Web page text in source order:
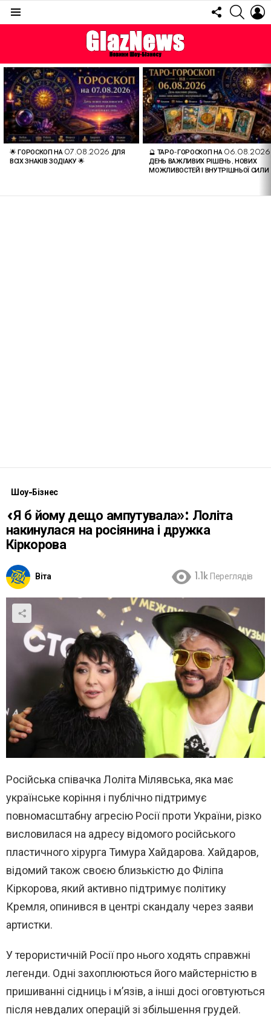
FOLLOW
US
ОСТАННІ
СТАТТІ
🌟 ГОРОСКОП НА 07.08.2026 ДЛЯ
ВСІХ ЗНАКІВ ЗОДІАКУ 🌟
🔮 ТАРО-ГОРОСКОП НА
ДЕНЬ ВАЖЛИВИХ РІШЕНЬ, НОВИХ
МОЖЛИВОСТЕЙ І ВНУТРІШНЬОЇ СИЛИ
Шоу-Бізнес
«Я б йому дещо ампутувала»: Лоліта
накинулася на росіянина і дружка
Кіркорова
Віта 1.1k Переглядів
Російська співачка Лоліта Мілявська, яка має
українське коріння і публічно підтримує
повномасштабну агресію Росії проти України, різко
висловилася на адресу відомого російського
пластичного хірурга Тимура Хайдарова. Хайдаров,
відомий також своєю близькістю до Філіпа
Кіркорова, який активно підтримує політику
Кремля, опинився в центрі скандалу через заяви
артистки.
У терористичній Росії про нього ходять справжні
легенди. Одні захоплюються його майстерністю в
пришиванні сідниць і м’язів, а інші досі оговтуються
після невдалих операцій зі збільшення грудей.